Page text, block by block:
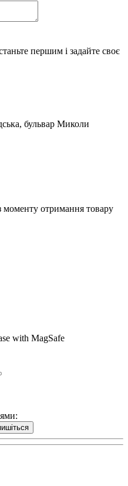
першим і задайте своє
бульвар Миколи
моменту отримання товару
with MagSafe